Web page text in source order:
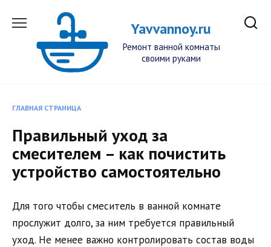
Yavvannoy.ru
Ремонт ванной комнаты
своими руками
ГЛАВНАЯ СТРАНИЦА
Правильный уход за
смесителем – как почистить
устройство самостоятельно
Для того чтобы смеситель в ванной комнате
прослужит долго, за ним требуется правильный
уход. Не менее важно контролировать состав воды